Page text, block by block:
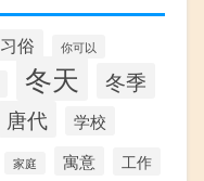
习俗 你可以
冬天 冬季
唐代 学校
家庭 寓意 工作